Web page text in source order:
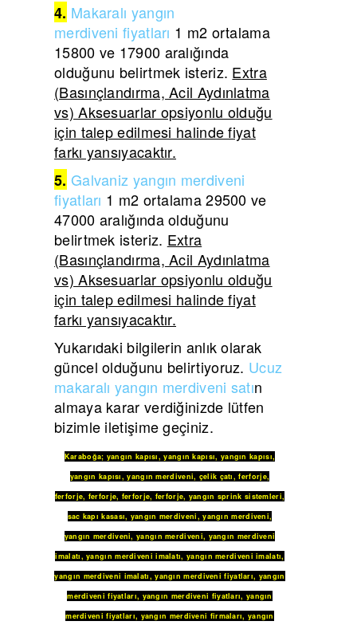
4. Makaralı yangın
merdivenifiyatları 1 m2 ortalama
15800 ve 17900 aralığında
olduğunu belirtmek isteriz. Extra
(Basınçlandırma, Acil Aydınlatma
vs) Aksesuarlar opsiyonlu olduğu
için talep edilmesi halinde fiyat
farkı yansıyacaktır.
5. Galvaniz yangın merdiveni
fiyatları 1 m2 ortalama 29500 ve
47000 aralığında olduğunu
belirtmek isteriz. Extra
(Basınçlandırma, Acil Aydınlatma
vs) Aksesuarlar opsiyonlu olduğu
için talep edilmesi halinde fiyat
farkı yansıyacaktır.
Yukarıdaki bilgilerin anlık olarak
güncel olduğunu belirtiyoruz. Ucuz
makaralı yangın merdiveni satın
almaya karar verdiğinizde lütfen
bizimle iletişime geçiniz.
Karaboğa; yangın kapısı,yangın kapısı, yangın kapısı,
yangın kapısı,yangın merdiveni, çelik çatı,ferforje,
ferforje, ferforje, ferforje, ferforje, yangın sprink sistemleri,
sac kapı kasası, yangın merdiveni,yangın merdiveni,
yangın merdiveni,yangın merdiveni, yangın merdiveni
imalatı,yangın merdiveni imalatı, yangın merdiveni imalatı,
yangın merdiveni imalatı,yangın merdiveni fiyatları, yangın
merdiveni fiyatları, yangın merdiveni fiyatları, yangın
merdiveni fiyatları, yangın merdiveni firmaları, yangın